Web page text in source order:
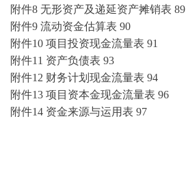
附件8 无形资产及递延资产摊销表 89
附件9 流动资金估算表 90
附件10 项目投资现金流量表 91
附件11 资产负债表 93
附件12 财务计划现金流量表 94
附件13 项目资本金现金流量表 96
附件14 资金来源与运用表 97